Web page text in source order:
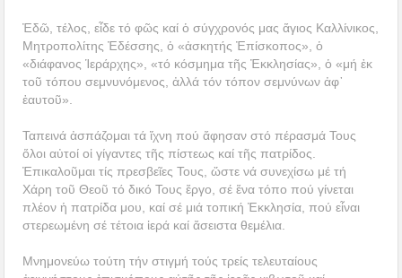
Ἐδῶ, τέλος, εἶδε τό φῶς καί ὁ σύγχρονός μας ἅγιος Καλλίνικος,
Μητροπολίτης Ἐδέσσης, ὁ «ἀσκητής Ἐπίσκοπος», ὁ
«διάφανος Ἱεράρχης», «τό κόσμημα τῆς Ἐκκλησίας», ὁ «μή ἐκ
τοῦ τόπου σεμνυνόμενος, ἀλλά τόν τόπον σεμνύνων ἀφ᾽
ἑαυτοῦ».
Ταπεινά ἀσπάζομαι τά ἴχνη πού ἄφησαν στό πέρασμά Τους
ὅλοι αὐτοί οἱ γίγαντες τῆς πίστεως καί τῆς πατρίδος.
Ἐπικαλοῦμαι τίς πρεσβεῖες Τους, ὥστε νά συνεχίσω μέ τή
Χάρη τοῦ Θεοῦ τό δικό Τους ἔργο, σέ ἕνα τόπο πού γίνεται
πλέον ἡ πατρίδα μου, καί σέ μιά τοπική Ἐκκλησία, πού εἶναι
στερεωμένη σέ τέτοια ἱερά καί ἄσειστα θεμέλια.
Μνημονεύω τούτη τήν στιγμή τούς τρείς τελευταίους